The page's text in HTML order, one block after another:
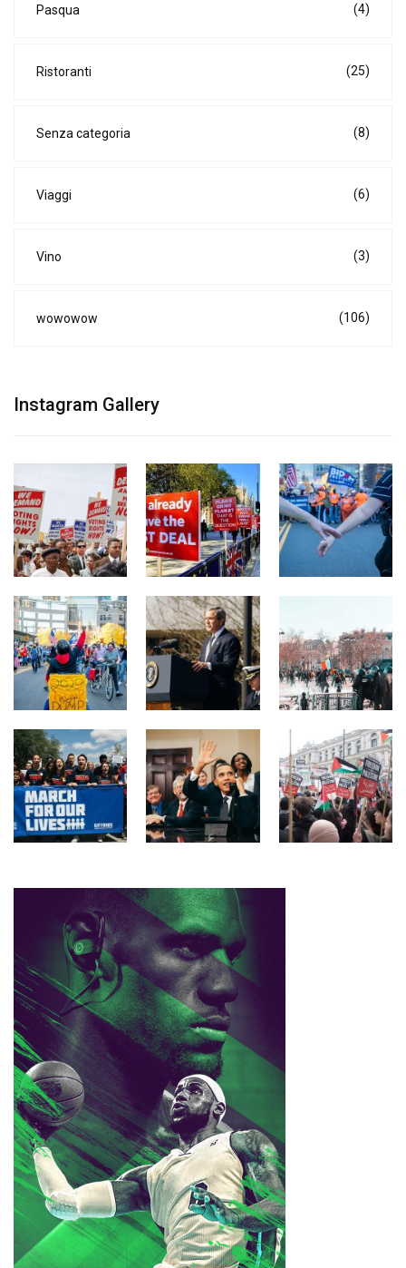
Pasqua (4)
Ristoranti (25)
Senza categoria (8)
Viaggi (6)
Vino (3)
wowowow (106)
Instagram Gallery